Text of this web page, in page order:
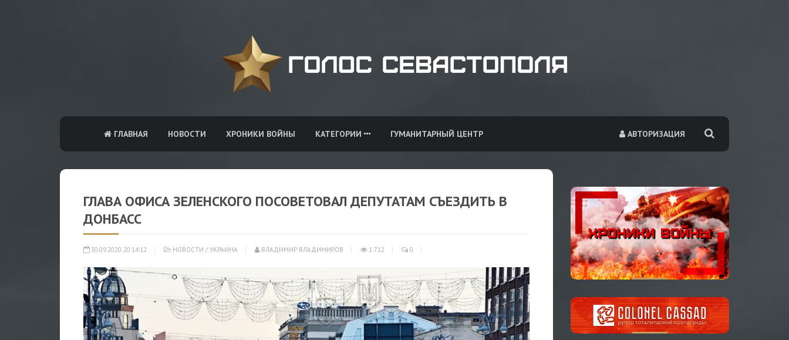
АВТОРИЗАЦИЯ
ГЛАВНАЯ НОВОСТИ ХРОНИКИ ВОЙНЫ КАТЕГОРИИ ГУМАНИТАРНЫЙ ЦЕНТР
ГЛАВА ОФИСА ЗЕЛЕНСКОГО ПОСОВЕТОВАЛ ДЕПУТАТАМ СЪЕЗДИТЬ В
ДОНБАСС
30.09.2020 20:14:12 НОВОСТИ / УКРАИНА ВЛАДИМИР ВЛАДИМИРОВ 1 712 0